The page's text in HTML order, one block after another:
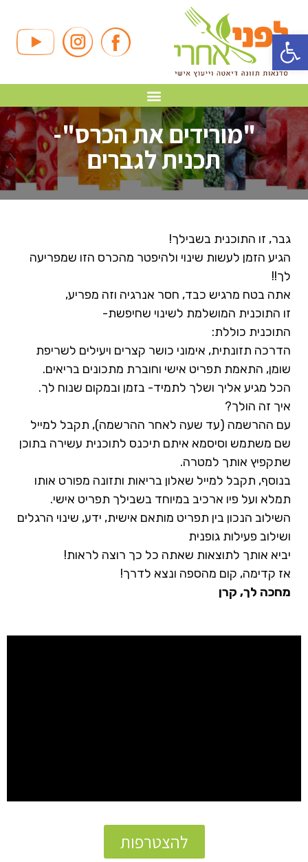
פתח סרגל נגישות
"מורידים את הכרס"-
תכנית לגברים
גבר, זו התוכנית בשבילך!
הגיע הזמן לעשות שינוי ולהיפטר מהכרס הזו שמפריעה
לך!!
אתה בטח מרגיש כבד, חסר אנרגיה וזה מפריע,
זו התוכנית המושלמת לשינוי שחיפשת-
התוכנית כוללת:
הדרכה תזונתית, אימוני כושר קצרים ויעילים לשריפת
שומן, התאמת תפריט אישי וחוברת מתכונים בריאים.
הכל מגיע אליך ושלך לתמיד- בזמן ובמקום שנוח לך.
איך זה הולך?
עם ההרשמה (עד שעה לאחר ההרשמה), תקבל למייל
שם משתמש וסיסמא איתם תיכנס לתוכנית עשירה בתוכן
שתקפיץ אותך למטרה.
בנוסף, תקבל למייל שאלון בריאות ותזונה מפורט אותו
תמלא ועל פיו ארכיב במיוחד בשבילך תפריט אישי.
השילוב הנכון בין תפריט מותאם אישית, ידע, שינוי הרגלים
ושילוב פעילות גופנית
יביא אותך לתוצאות שאתה כל כך רוצה לראות!
אז קדימה, קום מהספה ונצא לדרך!
מחכה לך, קרן
להצטרפות